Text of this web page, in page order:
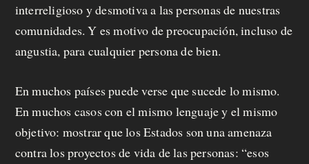
interreligioso y desmotiva a las personas de nuestras
comunidades. Y es motivo de preocupación, incluso de
angustia, para cualquier persona de bien.
En muchos países puede verse que sucede lo mismo.
En muchos casos con el mismo lenguaje y el mismo
objetivo: mostrar que los Estados son una amenaza
contra los proyectos de vida de las personas: “esos